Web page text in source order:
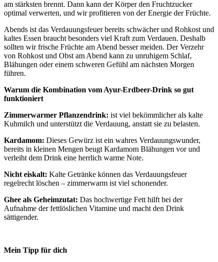
am stärksten brennt. Dann kann der Körper den Fruchtzucker
optimal verwerten, und wir profitieren von der Energie der Früchte.
Abends ist das Verdauungsfeuer bereits schwächer und Rohkost und
kaltes Essen braucht besonders viel Kraft zum Verdauen. Deshalb
sollten wir frische Früchte am Abend besser meiden. Der Verzehr
von Rohkost und Obst am Abend kann zu unruhigem Schlaf,
Blähungen oder einem schweren Gefühl am nächsten Morgen
führen.
Warum die Kombination vom Ayur-Erdbeer-Drink so gut
funktioniert
Zimmerwarmer Pflanzendrink: ist viel bekömmlicher als kalte
Kuhmilch und unterstützt die Verdauung, anstatt sie zu belasten.
Kardamom: Dieses Gewürz ist ein wahres Verdauungswunder,
bereits in kleinen Mengen beugt Kardamom Blähungen vor und
verleiht dem Drink eine herrlich warme Note.
Nicht eiskalt: Kalte Getränke können das Verdauungsfeuer
regelrecht löschen – zimmerwarm ist viel schonender.
Ghee als Geheimzutat: Das hochwertige Fett hilft bei der
Aufnahme der fettlöslichen Vitamine und macht den Drink
sättigender.
Mein Tipp für dich